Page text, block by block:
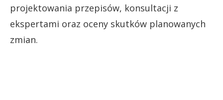
projektowania przepisów, konsultacji z
ekspertami oraz oceny skutków planowanych
zmian.